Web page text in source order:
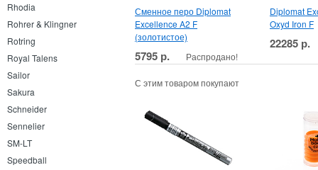
Rhodia
Rohrer & Klingner
Rotring
Royal Talens
Sailor
Sakura
Schneider
Sennelier
SM-LT
Speedball
Сменное перо Diplomat
Excellence A2 F
(золотистое)
5795 р. Распродано!
Diplomat
Oxyd Iron F
22285 р.
С этим товаром покупают